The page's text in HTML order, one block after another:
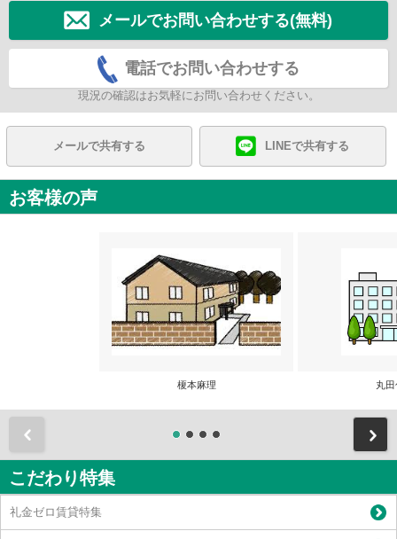
メールでお問い合わせする(無料)
電話でお問い合わせする
現況の確認はお気軽にお問い合わせください。
メールで共有する LINEで共有する
お客様の声
榎本麻理 丸
こだわり特集
礼金ゼロ賃貸特集